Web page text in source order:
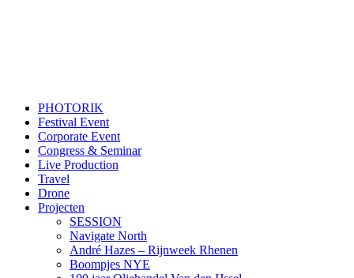
PHOTORIK
Festival Event
Corporate Event
Congress & Seminar
Live Production
Travel
Drone
Projecten
SESSION
Navigate North
André Hazes – Rijnweek Rhenen
Boompjes NYE